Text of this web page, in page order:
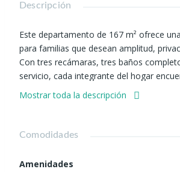
Descripción
Este departamento de 167 m² ofrece
para familias que desean amplitud,
Con tres recámaras, tres baños
servicio, cada integrante del hogar
sin complicaciones. La terraza permite
libre sin salir de casa, mientras que las
momentos únicos. Ubicado con acceso
iconicos de México, este hogar combina
Mostrar toda la descripción
Comodidades
Amenidades